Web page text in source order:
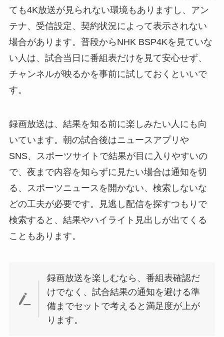
ても4K放送が見られない環境もありますし、アン
テナ、受信設定、契約状況によって表示されない
場合があります。普段からNHK BSP4Kを見ていな
い人は、試合当日に番組表だけを見て安心せず、
チャンネルが映るかを事前に試しておくといいで
す。
録画放送は、結果を知る前に楽しみたい人にも向
いています。朝の試合後はニュースアプリや
SNS、スポーツサイトで結果が目に入りやすいの
で、夜まで内容を知らずに見たい場合は通知を切
る、スポーツニュースを開かない、検索しないな
どの工夫が必要です。見逃し配信を探すつもりで
検索すると、結果やハイライト見出しが出てくる
こともあります。
録画放送を楽しむなら、番組表確認だ
けでなく、試合結果の通知を避ける準
備までセットで考えると満足度が上が
ります。